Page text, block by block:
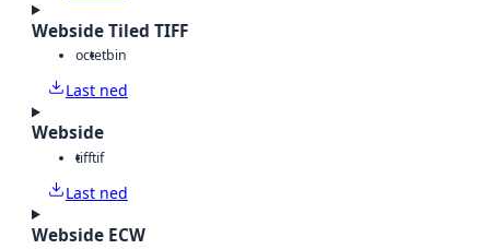
Webside Tiled TIFF
octetbin
Last ned
Webside
tifftif
Last ned
Webside ECW